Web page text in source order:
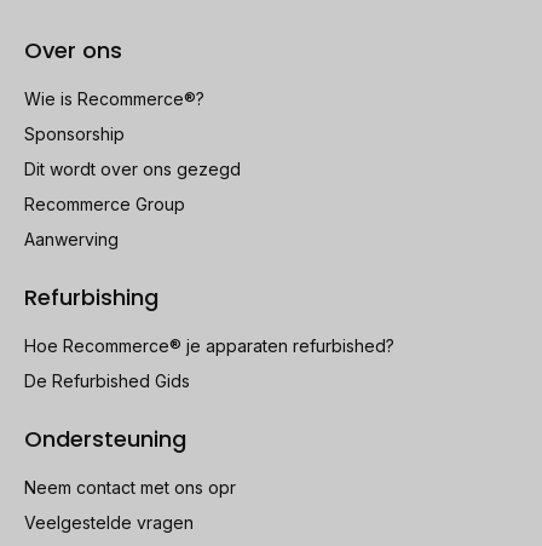
Over ons
Wie is Recommerce®?
Sponsorship
Dit wordt over ons gezegd
Recommerce Group
Aanwerving
Refurbishing
Hoe Recommerce® je apparaten refurbished?
De Refurbished Gids
Ondersteuning
Neem contact met ons opr
Veelgestelde vragen